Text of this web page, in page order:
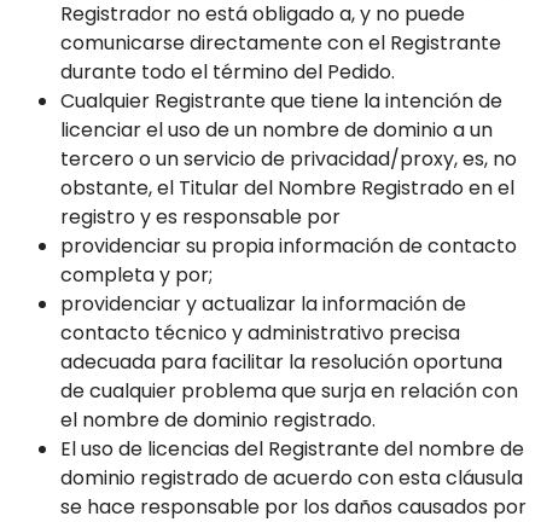
Registrador no está obligado a, y no puede
comunicarse directamente con el Registrante
durante todo el término del Pedido.
Cualquier Registrante que tiene la intención de
licenciar el uso de un nombre de dominio a un
tercero o un servicio de privacidad/proxy, es, no
obstante, el Titular del Nombre Registrado en el
registro y es responsable por
providenciar su propia información de contacto
completa y por;
providenciar y actualizar la información de
contacto técnico y administrativo precisa
adecuada para facilitar la resolución oportuna
de cualquier problema que surja en relación con
el nombre de dominio registrado.
El uso de licencias del Registrante del nombre de
dominio registrado de acuerdo con esta cláusula
se hace responsable por los daños causados por